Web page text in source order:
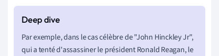
Par exemple, dans le cas célèbre de "John Hinckley Jr",
qui a tenté d'assassiner le président Ronald Reagan, le